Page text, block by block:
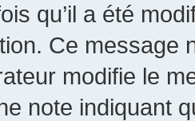
qu’il a été
Ce message
modifie le
note indiquant